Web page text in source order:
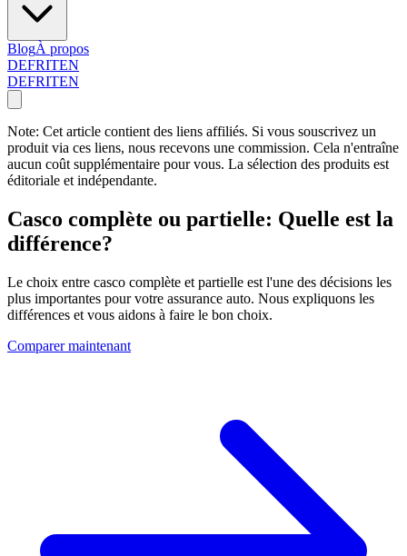
BlogÀ propos
DEFRITEN
DEFRITEN
Note: Cet article contient des liens affiliés. Si vous souscrivez un
produit via ces liens, nous recevons une commission. Cela n'entraîne
aucun coût supplémentaire pour vous. La sélection des produits est
éditoriale et indépendante.
Casco complète ou partielle: Quelle est la
différence?
Le choix entre casco complète et partielle est l'une des décisions les
plus importantes pour votre assurance auto. Nous expliquons les
différences et vous aidons à faire le bon choix.
Comparer maintenant